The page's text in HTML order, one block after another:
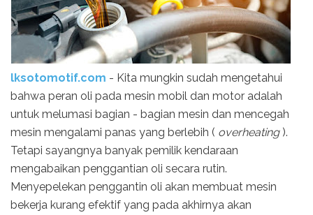
lksotomotif.com - Kita mungkin sudah mengetahui
bahwa peran oli pada mesin mobil dan motor adalah
untuk melumasi bagian - bagian mesin dan mencegah
mesin mengalami panas yang berlebih ( overheating ).
Tetapi sayangnya banyak pemilik kendaraan
mengabaikan penggantian oli secara rutin.
Menyepelekan penggantin oli akan membuat mesin
bekerja kurang efektif yang pada akhirnya akan